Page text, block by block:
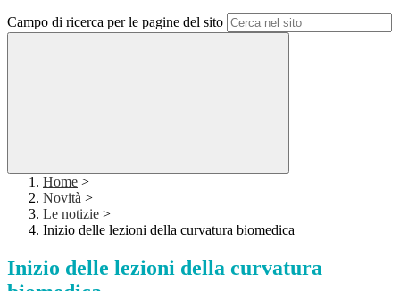
Campo di ricerca per le pagine del sito
Home >
Novità >
Le notizie >
Inizio delle lezioni della curvatura biomedica
Inizio delle lezioni della curvatura